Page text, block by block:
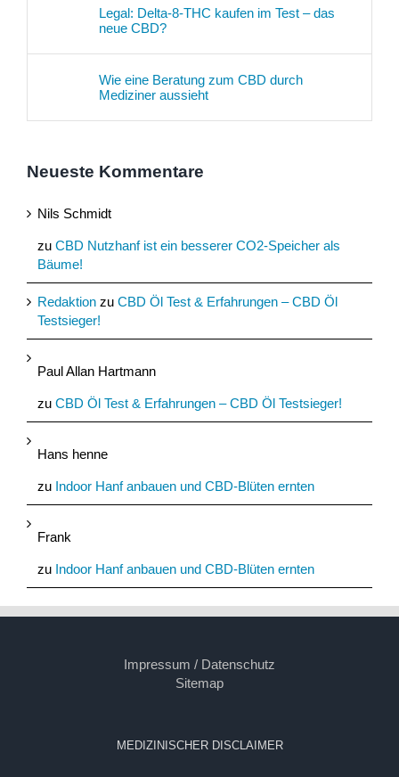
Legal: Delta-8-THC kaufen im Test – das
neue CBD?
Wie eine Beratung zum CBD durch
Mediziner aussieht
Neueste Kommentare
Nils Schmidt
zu CBD Nutzhanf ist ein besserer CO2-Speicher als
Bäume!
Redaktion zu CBD Öl Test & Erfahrungen – CBD Öl
Testsieger!
Paul Allan Hartmann
zu CBD Öl Test & Erfahrungen – CBD Öl Testsieger!
Hans henne
zu Indoor Hanf anbauen und CBD-Blüten ernten
Frank
zu Indoor Hanf anbauen und CBD-Blüten ernten
Impressum / Datenschutz
Sitemap
MEDIZINISCHER DISCLAIMER